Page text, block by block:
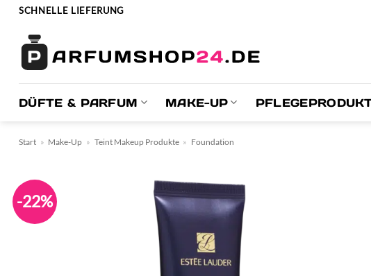
Zum
springen
SCHNELLE LIEFERUNG
DÜFTE & PARFUM MAKE-UP
Start » Make-Up » Teint Makeup Produkte » Foundation
-22%